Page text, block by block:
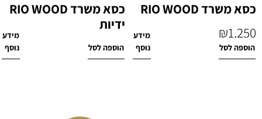
כסא משרד RIO WOOD
₪1,250
הוספה לסל
מידע
נוסף
כסא משרד RIO WOOD
ידיות
₪1,430
הוספה לסל
מידע
נוסף